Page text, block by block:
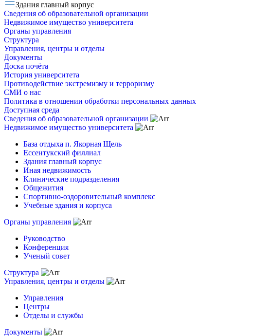
Здания главный корпус
Сведения об образовательной организации
Недвижимое имущество университета
Органы управления
Структура
Управления, центры и отделы
Документы
Доска почёта
История университета
Противодействие экстремизму и терроризму
СМИ о нас
Политика в отношении обработки персональных данных
Доступная среда
Сведения об образовательной организации
Недвижимое имущество университета
База отдыха п. Якорная Щель
Ессентукский филлиал
Здания главный корпус
Иная недвижимость
Клинические подразделения
Общежития
Спортивно-оздоровительный комплекс
Учебные здания и корпуса
Органы управления
Руководство
Конференция
Ученый совет
Структура
Управления, центры и отделы
Управления
Центры
Отделы и службы
Документы